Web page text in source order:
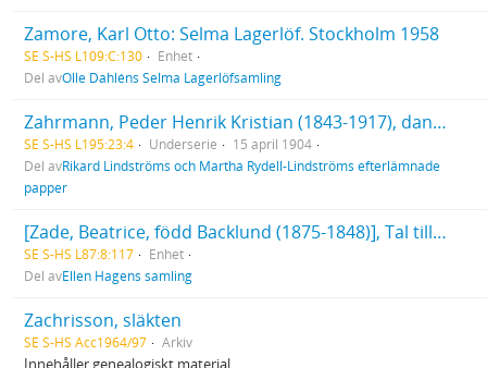
Zamore, Karl Otto: Selma Lagerlöf. Stockholm 1958
SE S-HS L109:C:130
Enhet
Del avOlle Dahléns Selma Lagerlöfsamling
Zahrmann, Peder Henrik Kristian (1843-1917), dansk målare.
SE S-HS L195:23:4 Underserie
15 april 1904
Del avRikard Lindströms och Martha Rydell-Lindströms efterlämnade
papper
[Zade, Beatrice, född Backlund (1875-1848)], Tal till Beatrice Zade
SE S-HS L87:8:117
Enhet
Del avEllen Hagens samling
Zachrisson, släkten
SE S-HS Acc1964/97 Arkiv
Innehåller genealogiskt material